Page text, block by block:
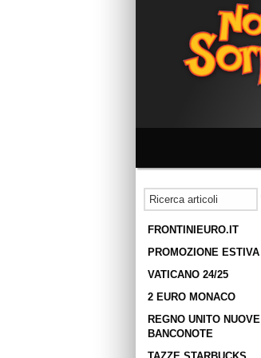
FRONTINIEURO.IT
PROMOZIONE ESTIVA
VATICANO 24/25
2 EURO MONACO
REGNO UNITO NUOVE
BANCONOTE